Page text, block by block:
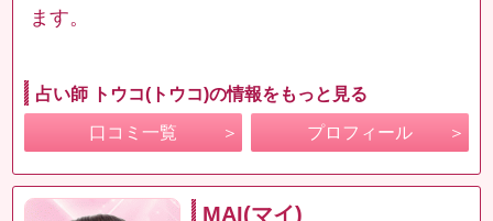
ます。
占い師 トウコ(トウコ)の情報をもっと見る
口コミ一覧 プロフィール
MAI(マイ)